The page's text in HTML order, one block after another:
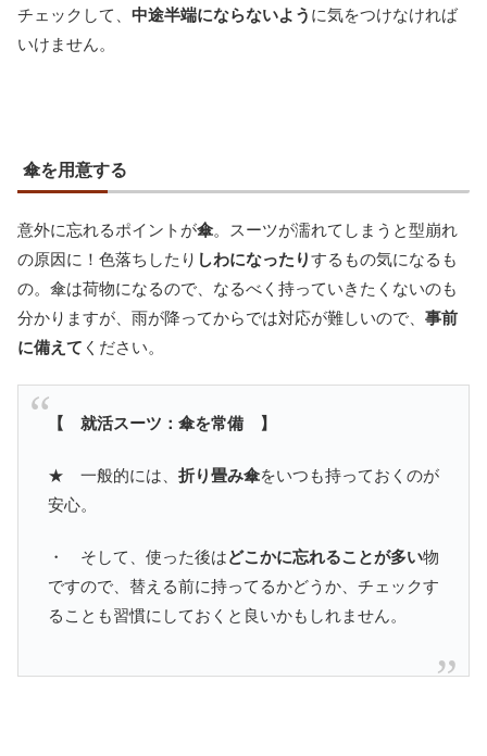
チェックして、 中途半端にならないよう に気をつけなければ
いけません。
傘を用意する
意外に忘れるポイントが傘。スーツが濡れてしまうと型崩れ
の原因に！色落ちしたり しわになったりするもの気になるも
の。傘は荷物になるので、なるべく持っていきたくないのも
分かりますが、雨が降ってからでは対応が難しいので、 事前
に備えて ください。
【 就活スーツ：傘を常備 】
★ 一般的には、 折り畳み傘をいつも持っておくのが
安心。
・ そして、使った後はどこかに忘れることが多い物
ですので、替える前に持ってるかどうか、チェックす
ることも習慣にしておくと良いかもしれません。